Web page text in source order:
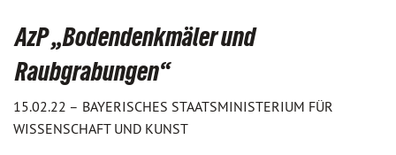
AzP „Bodendenkmäler und
Raubgrabungen“
15.02.22 – BAYERISCHES STAATSMINISTERIUM FÜR
WISSENSCHAFT UND KUNST